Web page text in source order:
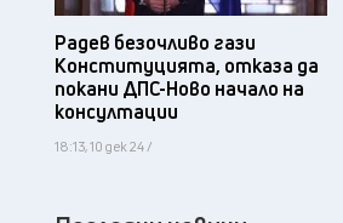
Радев безочливо гази
Конституцията, отказа да
покани ДПС-Ново начало на
консултации
18:13, 10 дек 24 /